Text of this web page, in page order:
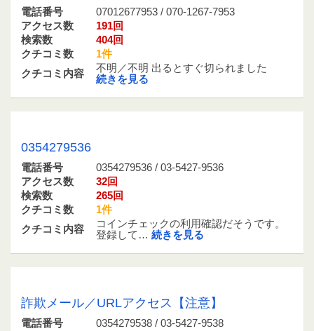
電話番号
07012677953 / 070-1267-7953
アクセス数
191回
検索数
404回
クチコミ数
1件
クチコミ内容
不明／不明 出るとすぐ切られました
続きを見る
0354279536
電話番号
0354279536 / 03-5427-9536
アクセス数
32回
検索数
265回
クチコミ数
1件
クチコミ内容
コインチェックの利用確認だそうです。
登録して… 続きを見る
詐欺メール／URLアクセス【注意】
電話番号 0354279538 / 03-5427-9538